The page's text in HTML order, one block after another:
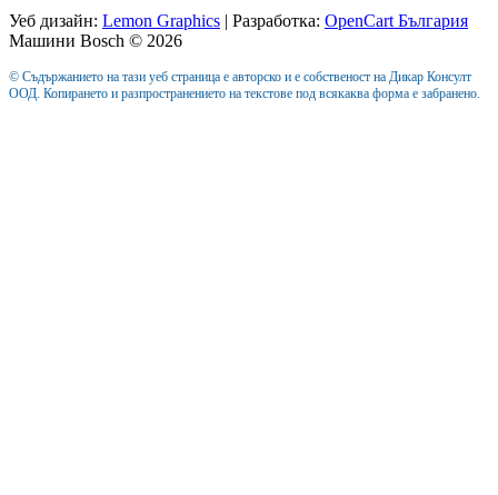
Уеб дизайн: Lemon Graphics | Разработка: OpenCart България
Машини Bosch © 2026
© Съдържанието на тази уеб страница е авторско и е собственост на Дикар Консулт
ООД. Копирането и разпространението на текстове под всякаква форма е забранено.